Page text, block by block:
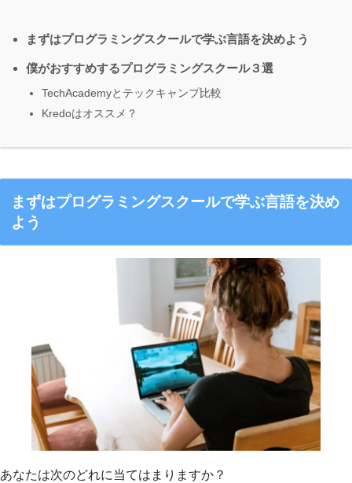
まずはプログラミングスクールで学ぶ言語を決めよう
僕がおすすめするプログラミングスクール３選
TechAcademyとテックキャンプ比較
Kredoはオススメ？
まずはプログラミングスクールで学ぶ言語を決め
よう
あなたは次のどれに当てはまりますか？